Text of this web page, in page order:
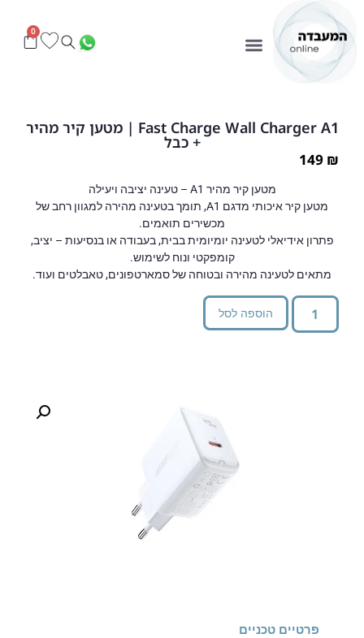
0
Fast Charge Wall Charger A1 | מטען קיר מהיר
+ כבל
149 ₪
מטען קיר מהיר A1 – טעינה יציבה ויעילה
מטען קיר איכותי מדגם A1, תומך בטעינה מהירה למגוון רחב של
מכשירים תואמים.
פתרון אידיאלי לטעינה יומיומית בבית, בעבודה או בנסיעות – יציב,
קומפקטי ונוח לשימוש.
מתאים לטעינה מהירה ובטוחה של סמארטפונים, טאבלטים ועוד.
הוספה לסל
פרטיים טכניים